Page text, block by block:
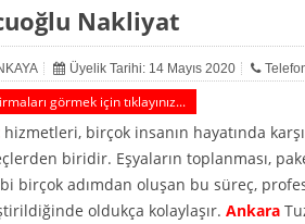
Nakliyat
Üyelik Tarihi: 14 Mayıs 2020
görmek için tıklayınız...
hizmetleri, birçok insanın hayatında
biridir. Eşyaların toplanması,
birçok adımdan oluşan bu süreç,
oldukça kolaylaşır. Ankara